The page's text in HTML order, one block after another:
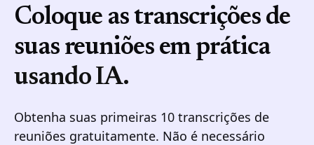
Coloque as transcrições de
suas reuniões em prática
usando IA.
Obtenha suas primeiras 10 transcrições de
reuniões gratuitamente. Não é necessário